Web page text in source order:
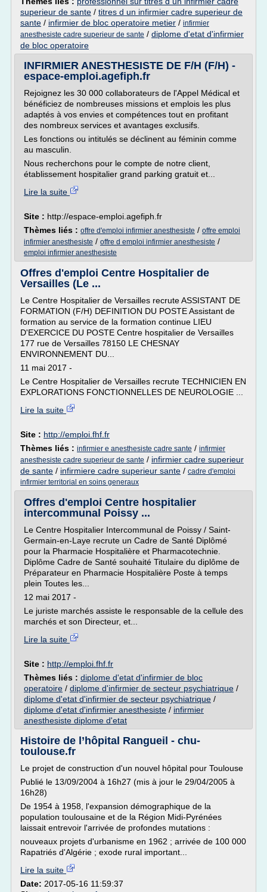
superieur de sante / titres d un infirmier cadre superieur de
sante / infirmier de bloc operatoire metier / infirmier
anesthesiste cadre superieur de sante / diplome d'etat d'infirmier
de bloc operatoire
INFIRMIER ANESTHESISTE DE F/H (F/H) -
espace-emploi.agefiph.fr
Rejoignez les 30 000 collaborateurs de l'Appel Médical et
bénéficiez de nombreuses missions et emplois les plus
adaptés à vos envies et compétences tout en profitant
des nombreux services et avantages exclusifs.
Les fonctions ou intitulés se déclinent au féminin comme
au masculin.
Nous recherchons pour le compte de notre client,
établissement hospitalier grand parking gratuit et...
Lire la suite
Site : http://espace-emploi.agefiph.fr
Thèmes liés : offre d'emploi infirmier anesthesiste / offre emploi
infirmier anesthesiste / offre d emploi infirmier anesthesiste /
emploi infirmier anesthesiste
Offres d'emploi Centre Hospitalier de
Versailles (Le ...
Le Centre Hospitalier de Versailles recrute ASSISTANT DE
FORMATION (F/H) DEFINITION DU POSTE Assistant de
formation au service de la formation continue LIEU
D'EXERCICE DU POSTE Centre hospitalier de Versailles
177 rue de Versailles 78150 LE CHESNAY
ENVIRONNEMENT DU...
11 mai 2017 -
Le Centre Hospitalier de Versailles recrute TECHNICIEN EN
EXPLORATIONS FONCTIONNELLES DE NEUROLOGIE ...
Lire la suite
Site : http://emploi.fhf.fr
Thèmes liés : infirmier e anesthesiste cadre sante / infirmier
anesthesiste cadre superieur de sante / infirmier cadre superieur
de sante / infirmiere cadre superieur sante / cadre d'emploi
infirmier territorial en soins generaux
Offres d'emploi Centre hospitalier
intercommunal Poissy ...
Le Centre Hospitalier Intercommunal de Poissy / Saint-
Germain-en-Laye recrute un Cadre de Santé Diplômé
pour la Pharmacie Hospitalière et Pharmacotechnie.
Diplôme Cadre de Santé souhaité Titulaire du diplôme de
Préparateur en Pharmacie Hospitalière Poste à temps
plein Toutes les...
12 mai 2017 -
Le juriste marchés assiste le responsable de la cellule des
marchés et son Directeur, et...
Lire la suite
Site : http://emploi.fhf.fr
Thèmes liés : diplome d'etat d'infirmier de bloc
operatoire / diplome d'infirmier de secteur psychiatrique /
diplome d'etat d'infirmier de secteur psychiatrique /
diplome d'etat d'infirmier anesthesiste / infirmier
anesthesiste diplome d'etat
Histoire de l’hôpital Rangueil - chu-
toulouse.fr
Le projet de construction d'un nouvel hôpital pour Toulouse
Publié le 13/09/2004 à 16h27 (mis à jour le 29/04/2005 à
16h28)
De 1954 à 1958, l'expansion démographique de la
population toulousaine et de la Région Midi-Pyrénées
laissait entrevoir l'arrivée de profondes mutations :
nouveaux projets d'urbanisme en 1962 ; arrivée de 100 000
Rapatriés d'Algérie ; exode rural important...
Lire la suite
Date: 2017-05-16 11:59:37